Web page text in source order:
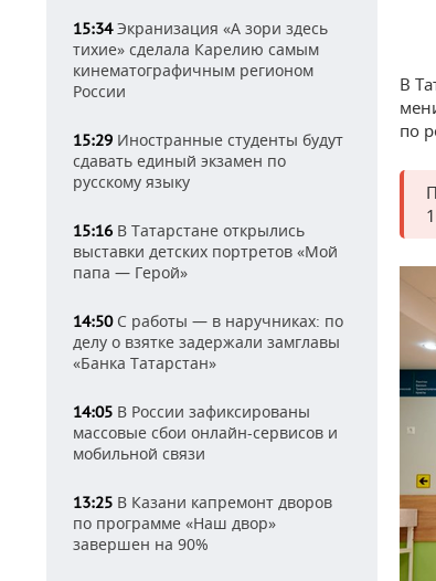
15:34Экранизация «А зори здесь
тихие» сделала Карелию самым
кинематографичным регионом
России
15:29 Иностранные студенты будут
сдавать единый экзамен по
русскому языку
15:16 В Татарстане открылись
выставки детских портретов «Мой
папа — Герой»
14:50С работы — в наручниках: по
делу о взятке задержали замглавы
«Банка Татарстан»
14:05 В России зафиксированы
массовые сбои онлайн-сервисов и
мобильной связи
13:25 В Казани капремонт дворов
по программе «Наш двор»
завершен на 90%
В
по